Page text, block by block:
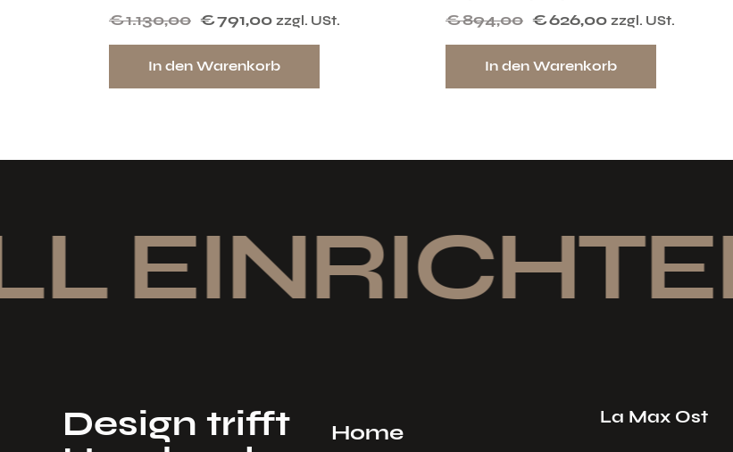
€1.130,00 €791,00 zzgl. USt.
In den Warenkorb
€894,00 €626,00 zzgl. USt.
In den Warenkorb
EINRICHTEN
Design trifft
Home
La Max Ost